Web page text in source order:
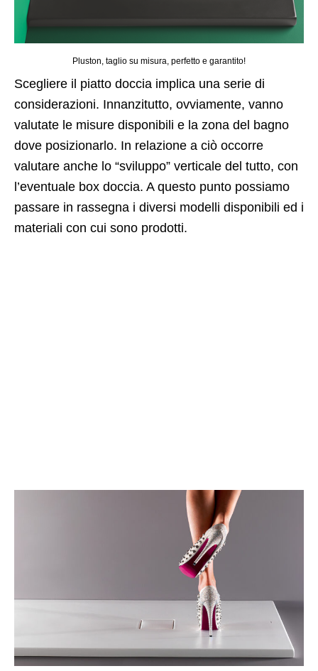
Pluston, taglio su misura, perfetto e garantito!
Scegliere il piatto doccia implica una serie di
considerazioni. Innanzitutto, ovviamente, vanno
valutate le misure disponibili e la zona del bagno
dove posizionarlo. In relazione a ciò occorre
valutare anche lo “sviluppo” verticale del tutto, con
l’eventuale box doccia. A questo punto possiamo
passare in rassegna i diversi modelli disponibili ed i
materiali con cui sono prodotti.